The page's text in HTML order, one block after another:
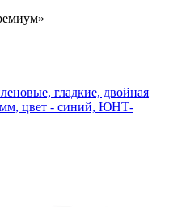
гладкие, двойная
цвет - синий, ЮНТ-